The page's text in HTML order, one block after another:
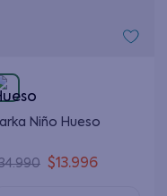
Niño Hueso
.990 $13.996